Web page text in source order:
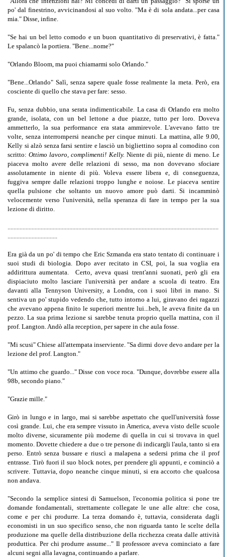
po' dal finestrino, avvicinandosi al suo volto. "Ma è di sola andata...per casa
mia." Disse, infine.
"Se hai un bel letto comodo e un buon quantitativo di preservativi, è fatta."
Le spalancò la portiera. "Bene...nome?"
"Orlando Bloom, ma puoi chiamarmi solo Orlando."
"Bene...Orlando" Salì, senza sapere quale fosse realmente la meta. Però, era
cosciente di quello che stava per fare: sesso.
Fu, senza dubbio, una serata indimenticabile. La casa di Orlando era molto
grande, isolata, con un bel lettone a due piazze, tutto per loro. Doveva
ammetterlo, la sua performance era stata ammirevole. L'avevano fatto tre
volte, senza interrompersi neanche per cinque minuti. La mattina, alle 9.00,
Kelly si alzò senza farsi sentire e lasciò un bigliettino sopra al comodino con
scritto:Ottimo lavoro, complimenti! Kelly. Niente di più, niente di meno. Le
piaceva molto avere delle relazioni di sesso, ma non dovevano sfociare
assolutamente in niente di più. Voleva essere libera e, di conseguenza,
fuggiva sempre dalle relazioni troppo lunghe e noiose. Le piaceva sentire
quella pulsione che soltanto un nuovo amore può darti. Si incamminò
velocemente verso l'università, nella speranza di fare in tempo per la sua
lezione di diritto.
............................................................................................................................................
.................................
Era già da un po' di tempo che Eric Szmanda era stato tentato di continuare i
suoi studi di biologia. Dopo aver recitato in CSI, poi, la sua voglia era
addirittura aumentata.
Certo, aveva quasi trent'anni suonati, però gli era
dispiaciuto molto lasciare l'università per andare a scuola di teatro. Era
davanti alla Tennyson University, a Londra, con i suoi libri in mano. Si
sentiva un po' stupido vedendo che, tutto intorno a lui, giravano dei ragazzi
che avevano appena finito le superiori mentre lui...beh, le aveva finite da un
pezzo. La sua prima lezione si sarebbe tenuta proprio quella mattina, con il
prof. Langton. Andò alla reception, per sapere in che aula fosse.
"Mi scusi" Chiese all'attempata inserviente. "Sa dirmi dove devo andare per la
lezione del prof. Langton."
"Un attimo che guardo..." Disse con voce roca. "Dunque, dovrebbe essere alla
98b, secondo piano."
"Grazie mille."
Girò in lungo e in largo, mai si sarebbe aspettato che quell'università fosse
così grande. Lui, che era sempre vissuto in America, aveva visto delle scuole
molto diverse, sicuramente più moderne di quella in cui si trovava in quel
momento. Dovette chiedere a due o tre persone di indicargli l'aula, tanto si era
perso. Entrò senza bussare e riuscì a malapena a sedersi prima che il prof
entrasse. Tirò fuori il suo block notes, per prendere gli appunti, e cominciò a
scrivere. Tuttavia, dopo neanche cinque minuti, si era accorto che qualcosa
non andava.
"Secondo la semplice sintesi di Samuelson, l'economia politica si pone tre
domande fondamentali, strettamente collegate le une alle altre: che cosa,
come e per chi produrre. La terza domando è, tuttavia, considerata dagli
economisti in un suo specifico senso, che non riguarda tanto le scelte della
produzione ma quelle della distribuzione della ricchezza creata dalle attività
produttica. Per chi produrre assume..." Il professore aveva cominciato a fare
alcuni segni alla lavagna, continuando a parlare.